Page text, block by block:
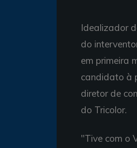
Idealizador
do
em primeira
candidato à
diretor de
do Tricolor.
"Tive com o